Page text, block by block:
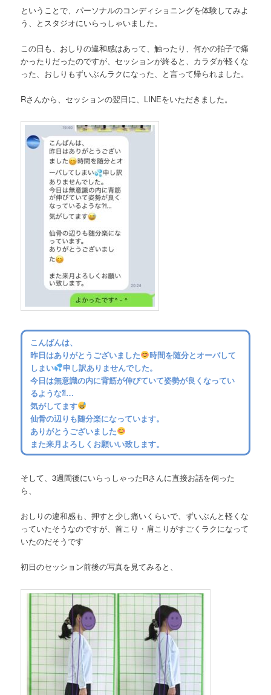
ということで、パーソナルのコンディショニングを体験してみよ
う、とスタジオにいらっしゃいました。
この日も、おしりの違和感はあって、触ったり、何かの拍子で痛
かったりだったのですが、セッションが終ると、カラダが軽くな
った、おしりもずいぶんラクになった、と言って帰られました。
Rさんから、セッションの翌日に、LINEをいただきました。
こんばんは、
昨日はありがとうございました
時間を随分とオーバして
しまい
申し訳ありませんでした。
今日は無意識の内に背筋が伸びていて姿勢が良くなってい
るような⁈…
気がしてます
仙骨の辺りも随分楽になっています。
ありがとうございました
また来月よろしくお願いい致します。
そして、3週間後にいらっしゃったRさんに直接お話を伺った
ら、
おしりの違和感も、押すと少し痛いくらいで、ずいぶんと軽くな
っていたそうなのですが、首こり・肩こりがすごくラクになって
いたのだそうです
初日のセッション前後の写真を見てみると、